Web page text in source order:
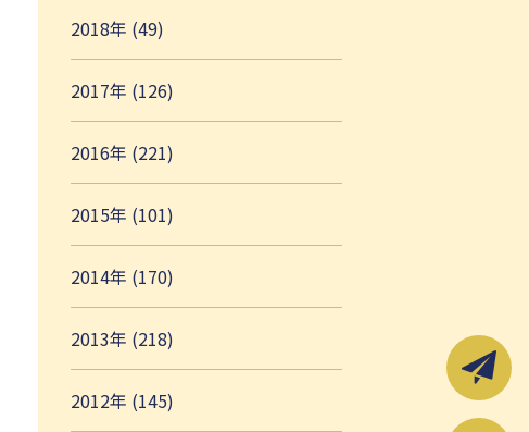
2018年 (49)
2017年 (126)
2016年 (221)
2015年 (101)
2014年 (170)
2013年 (218)
2012年 (145)